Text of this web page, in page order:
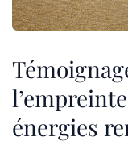
énergies